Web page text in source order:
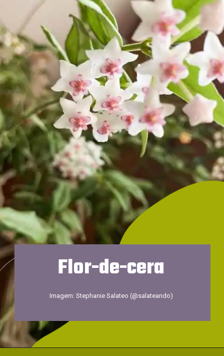
Flor-de-cera
Imagem: Stephanie Salateo (@salateando)